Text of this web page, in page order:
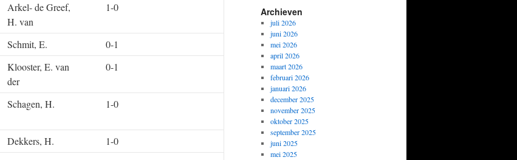
Arkel- de Greef,
H. van
1-0
Schmit, E.
0-1
Klooster, E. van
der
0-1
Schagen, H. 1-0
Dekkers, H.
1-0
Archieven
juli 2026
juni 2026
mei 2026
april 2026
maart 2026
februari 2026
januari 2026
december 2025
november 2025
oktober 2025
september 2025
juni 2025
mei 2025